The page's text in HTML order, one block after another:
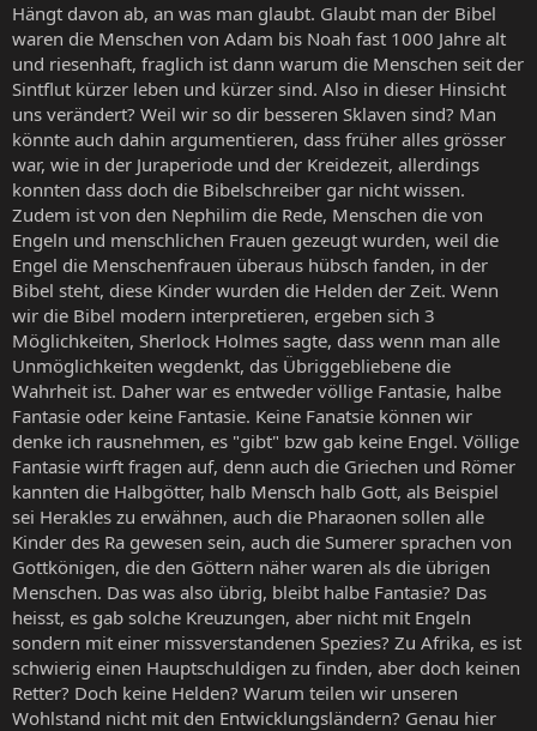
Hängt davon ab, an was man glaubt. Glaubt man der Bibel
waren die Menschen von Adam bis Noah fast 1000 Jahre alt
und riesenhaft, fraglich ist dann warum die Menschen seit der
Sintflut kürzer leben und kürzer sind. Also in dieser Hinsicht
uns verändert? Weil wir so dir besseren Sklaven sind? Man
könnte auch dahin argumentieren, dass früher alles grösser
war, wie in der Juraperiode und der Kreidezeit, allerdings
konnten dass doch die Bibelschreiber gar nicht wissen.
Zudem ist von den Nephilim die Rede, Menschen die von
Engeln und menschlichen Frauen gezeugt wurden, weil die
Engel die Menschenfrauen überaus hübsch fanden, in der
Bibel steht, diese Kinder wurden die Helden der Zeit. Wenn
wir die Bibel modern interpretieren, ergeben sich 3
Möglichkeiten, Sherlock Holmes sagte, dass wenn man alle
Unmöglichkeiten wegdenkt, das Übriggebliebene die
Wahrheit ist. Daher war es entweder völlige Fantasie, halbe
Fantasie oder keine Fantasie. Keine Fanatsie können wir
denke ich rausnehmen, es "gibt" bzw gab keine Engel. Völlige
Fantasie wirft fragen auf, denn auch die Griechen und Römer
kannten die Halbgötter, halb Mensch halb Gott, als Beispiel
sei Herakles zu erwähnen, auch die Pharaonen sollen alle
Kinder des Ra gewesen sein, auch die Sumerer sprachen von
Gottkönigen, die den Göttern näher waren als die übrigen
Menschen. Das was also übrig, bleibt halbe Fantasie? Das
heisst, es gab solche Kreuzungen, aber nicht mit Engeln
sondern mit einer missverstandenen Spezies? Zu Afrika, es ist
schwierig einen Hauptschuldigen zu finden, aber doch keinen
Retter? Doch keine Helden? Warum teilen wir unseren
Wohlstand nicht mit den Entwicklungsländern? Genau hier